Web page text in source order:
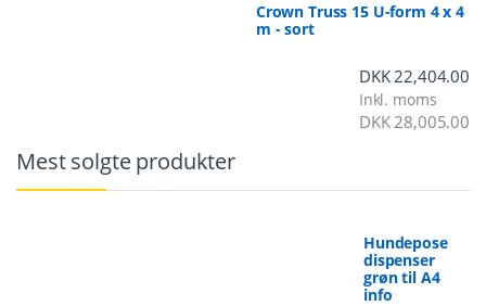
Crown Truss 15 U-form 4 x 4
m - sort
DKK22,404.00
Inkl. moms
DKK28,005.00
Mest solgte produkter
Hundepose
dispenser
grøn til A4
info